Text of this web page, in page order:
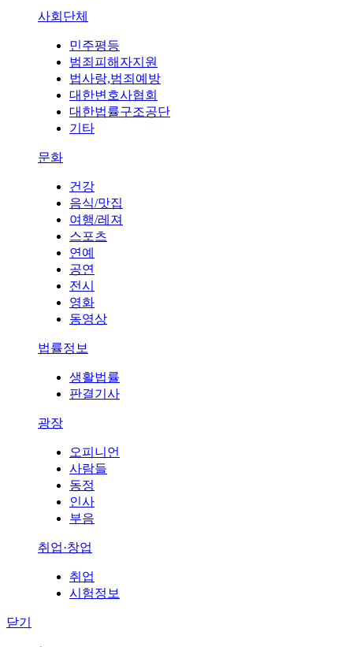
사회단체
민주평등
범죄피해자지원
법사랑,범죄예방
대한변호사협회
대한법률구조공단
기타
문화
건강
음식/맛집
여행/레져
스포츠
연예
공연
전시
영화
동영상
법률정보
생활법률
판결기사
광장
오피니언
사람들
동정
인사
부음
취업·창업
취업
시험정보
닫기